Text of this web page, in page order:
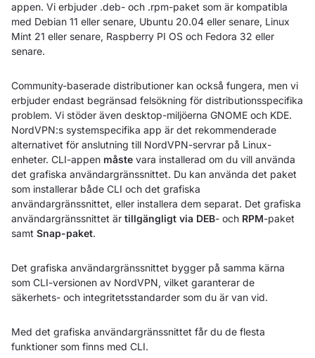
appen. Vi erbjuder .deb- och .rpm-paket som är kompatibla
med Debian 11 eller senare, Ubuntu 20.04 eller senare, Linux
Mint 21 eller senare, Raspberry PI OS och Fedora 32 eller
senare.
Community-baserade distributioner kan också fungera, men vi
erbjuder endast begränsad felsökning för distributionsspecifika
problem. Vi stöder även desktop-miljöerna GNOME och KDE.
NordVPN:s systemspecifika app är det rekommenderade
alternativet för anslutning till NordVPN-servrar på Linux-
enheter. CLI-appen måste vara installerad om du vill använda
det grafiska användargränssnittet. Du kan använda det paket
som installerar både CLI och det grafiska
användargränssnittet, eller installera dem separat. Det grafiska
användargränssnittet är tillgängligt via DEB- och RPM-paket
samt Snap-paket.
Det grafiska användargränssnittet bygger på samma kärna
som CLI-versionen av NordVPN, vilket garanterar de
säkerhets- och integritetsstandarder som du är van vid.
Med det grafiska användargränssnittet får du de flesta
funktioner som finns med CLI.